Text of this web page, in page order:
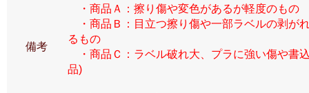
備考
・商品Ａ：擦り傷や変色があるが軽度のもの
・商品Ｂ：目立つ擦り傷や一部ラベルの剥が
るもの
・商品Ｃ：ラベル破れ大、プラに強い傷や書
品)